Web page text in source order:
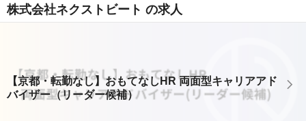
株式会社ネクストビート の求人
【京都・転勤なし】おもてなしHR 両面型キャリアアド
バイザー（リーダー候補）